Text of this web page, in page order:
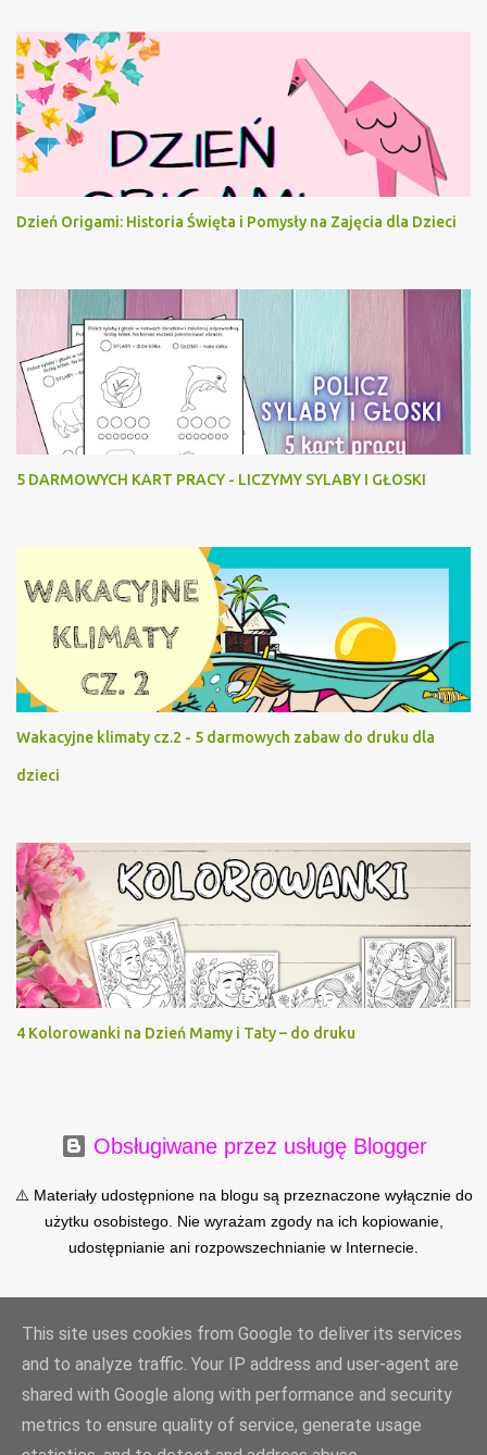
Dzień Origami: Historia Święta i Pomysły na Zajęcia dla Dzieci
5 DARMOWYCH KART PRACY - LICZYMY SYLABY I GŁOSKI
Wakacyjne klimaty cz.2 - 5 darmowych zabaw do druku dla
dzieci
4 Kolorowanki na Dzień Mamy i Taty – do druku
Obsługiwane przez usługę Blogger
⚠️ Materiały udostępnione na blogu są przeznaczone wyłącznie do
użytku osobistego. Nie wyrażam zgody na ich kopiowanie,
udostępnianie ani rozpowszechnianie w Internecie.
This site uses cookies from Google to deliver its services
and to analyze traffic. Your IP address and user-agent are
shared with Google along with performance and security
metrics to ensure quality of service, generate usage